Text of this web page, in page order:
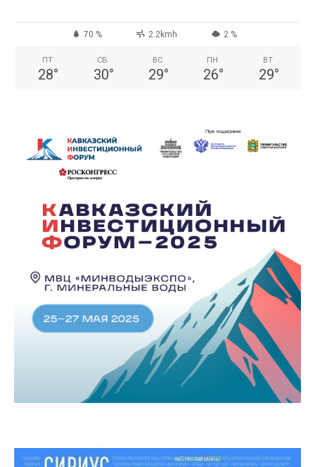
70 % 2.2kmh 2 %
ПТ
28°
СБ
30°
ВС
29°
ПН
26°
ВТ
29°